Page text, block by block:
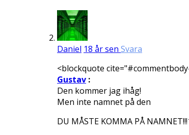
Daniel 18 år sen Svara
<blockquote
Gustav :
Den kommer jag ihåg!
Men inte namnet på den
DU MÅSTE KOMMA PÅ